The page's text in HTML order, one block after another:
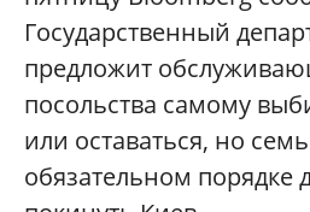
Государственный
предложит
посольства самому
или оставаться, но
обязательном порядке